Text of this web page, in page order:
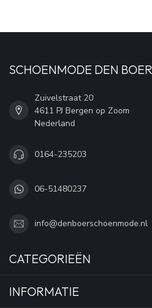
SCHOENMODE DEN BOER
Zuivelstraat 20
4611 PJ Bergen op Zoom
Nederland
0164-235203
06-51480237
info@denboerschoenmode.nl
CATEGORIEËN
INFORMATIE